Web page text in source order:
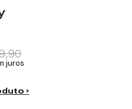
juros
›